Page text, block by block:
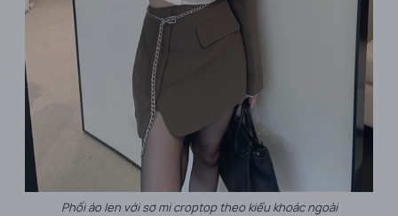
Phối áo len với sơ mi croptop theo kiểu khoác ngoài